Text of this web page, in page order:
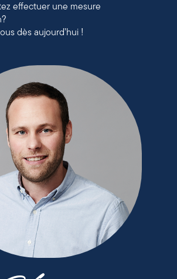
effectuer une mesure
dès aujourd’hui !